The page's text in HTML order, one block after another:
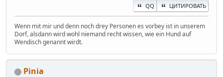
QQ ЦИТИРОВАТЬ
Wenn mit mir und denn noch drey Personen es vorbey ist in unserem
Dorf, alsdann wird wohl niemand recht wissen, wie ein Hund auf
Wendisch genannt wirdt.
Pinia